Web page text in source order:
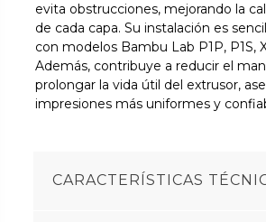
evita obstrucciones, mejorando la
de cada capa. Su instalación es
con modelos Bambu Lab P1P, P1S,
Además, contribuye a reducir el
prolongar la vida útil del extrusor,
impresiones más uniformes y
CARACTERÍSTICAS